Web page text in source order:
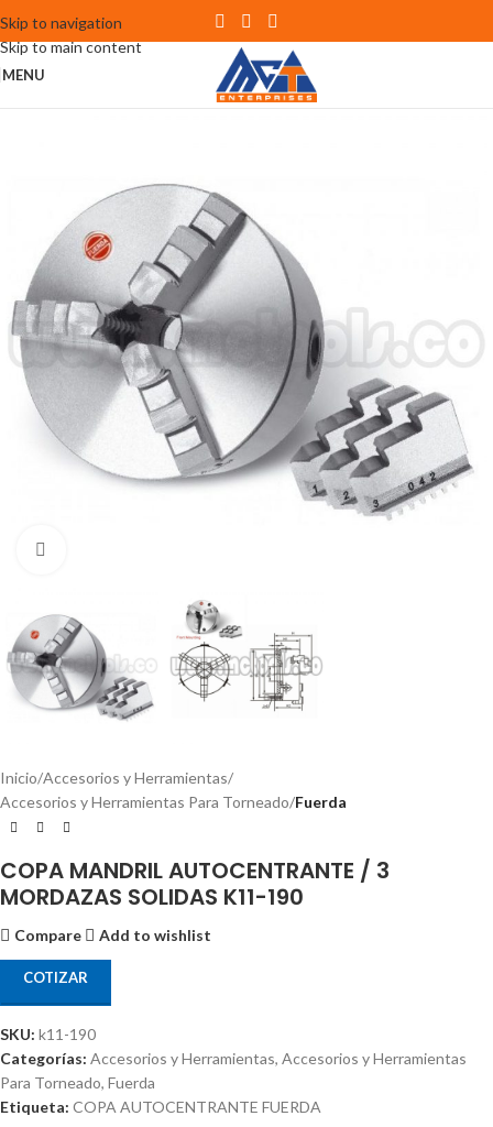
Skip to navigation
Skip to main content
MENU
Inicio Accesorios y Herramientas
Accesorios y Herramientas Para Torneado Fuerda
COPA MANDRIL AUTOCENTRANTE / 3
MORDAZAS SOLIDAS K11-190
Compare Add to wishlist
COTIZAR
SKU: k11-190
Categorías: Accesorios y Herramientas, Accesorios y Herramientas
Para Torneado, Fuerda
Etiqueta: COPA AUTOCENTRANTE FUERDA